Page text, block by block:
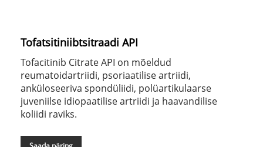
Tofatsitiniibtsitraadi API
Tofacitinib Citrate API on mõeldud
reumatoidartriidi, psoriaatilise artriidi,
anküloseeriva spondüliidi, polüartikulaarse
juveniilse idiopaatilise artriidi ja haavandilise
koliidi raviks.